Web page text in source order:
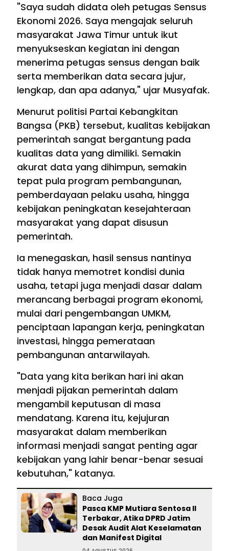
"Saya sudah didata oleh petugas Sensus
Ekonomi 2026. Saya mengajak seluruh
masyarakat Jawa Timur untuk ikut
menyukseskan kegiatan ini dengan
menerima petugas sensus dengan baik
serta memberikan data secara jujur,
lengkap, dan apa adanya," ujar Musyafak.
Menurut politisi Partai Kebangkitan
Bangsa (PKB) tersebut, kualitas kebijakan
pemerintah sangat bergantung pada
kualitas data yang dimiliki. Semakin
akurat data yang dihimpun, semakin
tepat pula program pembangunan,
pemberdayaan pelaku usaha, hingga
kebijakan peningkatan kesejahteraan
masyarakat yang dapat disusun
pemerintah.
Ia menegaskan, hasil sensus nantinya
tidak hanya memotret kondisi dunia
usaha, tetapi juga menjadi dasar dalam
merancang berbagai program ekonomi,
mulai dari pengembangan UMKM,
penciptaan lapangan kerja, peningkatan
investasi, hingga pemerataan
pembangunan antarwilayah.
"Data yang kita berikan hari ini akan
menjadi pijakan pemerintah dalam
mengambil keputusan di masa
mendatang. Karena itu, kejujuran
masyarakat dalam memberikan
informasi menjadi sangat penting agar
kebijakan yang lahir benar-benar sesuai
kebutuhan," katanya.
Baca Juga
Pasca KMP Mutiara Sentosa II
Terbakar, Atika DPRD Jatim
Desak Audit Alat Keselamatan
dan Manifest Digital